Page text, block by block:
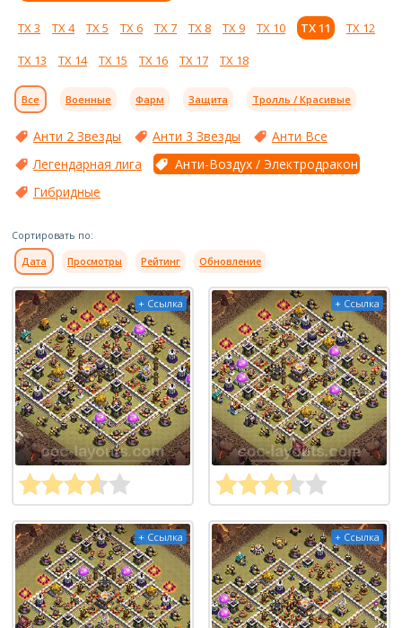
ТХ 3 ТХ 4 ТХ 5 ТХ 6 ТХ 7 ТХ 8 ТХ 9 ТХ 10 ТХ 11
ТХ 12
ТХ 13
ТХ 14 ТХ 15 ТХ 16 ТХ 17 ТХ 18
Все Военные Фарм Защита Тролль / Красивые
Анти 2 Звезды Анти 3 Звезды
Анти Все
Легендарная лига
Анти-Воздух / Электродракон
Гибридные
Сортировать по:
Дата Просмотры Рейтинг Обновление
+ Ссылка + Ссылка
+ Ссылка + Ссылка